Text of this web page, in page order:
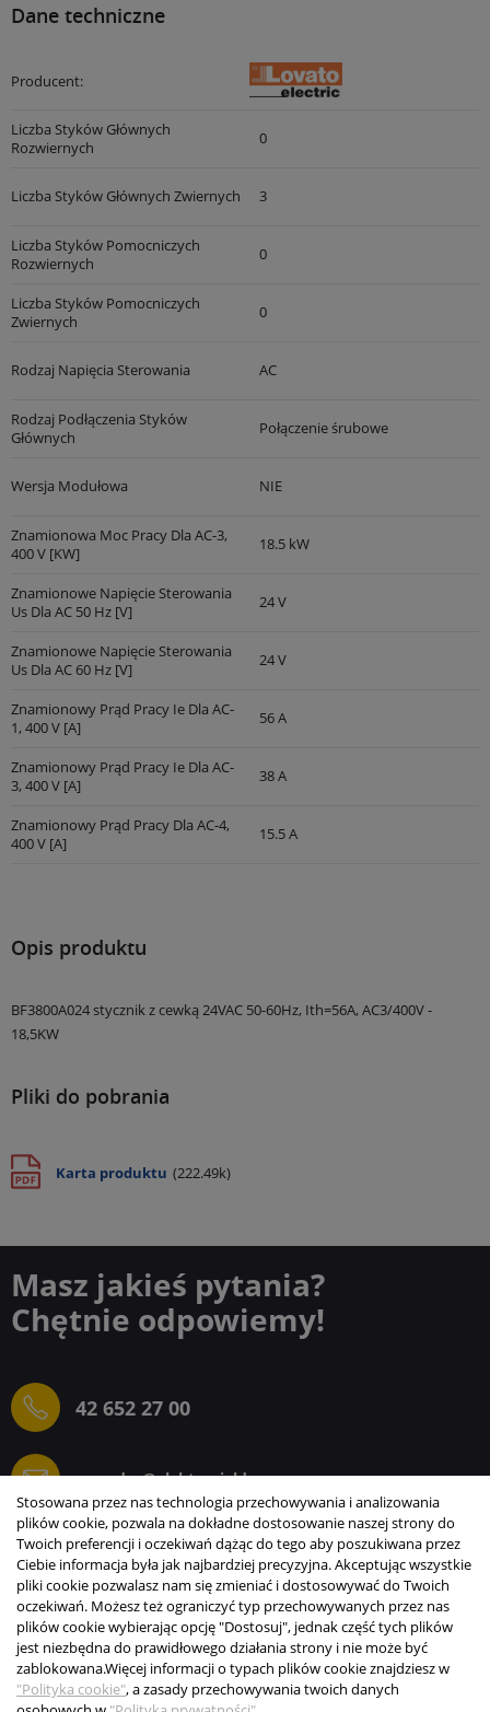
Dane techniczne
Producent:
Liczba Styków Głównych
Rozwiernych
0
Liczba Styków Głównych Zwiernych 3
Liczba Styków Pomocniczych
Rozwiernych
0
Liczba Styków Pomocniczych
Zwiernych
0
Rodzaj Napięcia Sterowania AC
Rodzaj Podłączenia Styków
Głównych
Połączenie śrubowe
Wersja Modułowa NIE
Znamionowa Moc Pracy Dla AC-3,
400 V [kW]
18.5 kW
Znamionowe Napięcie Sterowania
Us Dla AC 50 Hz [V]
24 V
Znamionowe Napięcie Sterowania
Us Dla AC 60 Hz [V]
24 V
Znamionowy Prąd Pracy Ie Dla AC-
1, 400 V [A]
56 A
Znamionowy Prąd Pracy Ie Dla AC-
3, 400 V [A]
38 A
Znamionowy Prąd Pracy Dla AC-4,
400 V [A]
15.5 A
Opis produktu
BF3800A024 stycznik z cewką 24VAC 50-60Hz, Ith=56A, AC3/400V -
18,5KW
Pliki do pobrania
Karta produktu (222.49k)
Masz jakieś pytania?
Chętnie odpowiemy!
42 652 27 00
sprzedaz@elektrogielda.com
ELEKTROGIEŁDA SZ.ŻACZKIEWICZ; M.KARLIŃSKI
SP.J.
INFORMACJE
STREFA KLIENTA
Stosowana przez nas technologia przechowywania i analizowania
plików cookie, pozwala na dokładne dostosowanie naszej strony do
Twoich preferencji i oczekiwań dążąc do tego aby poszukiwana przez
Ciebie informacja była jak najbardziej precyzyjna. Akceptując wszystkie
pliki cookie pozwalasz nam się zmieniać i dostosowywać do Twoich
oczekiwań. Możesz też ograniczyć typ przechowywanych przez nas
plików cookie wybierając opcję "Dostosuj", jednak część tych plików
jest niezbędna do prawidłowego działania strony i nie może być
zablokowana.Więcej informacji o typach plików cookie znajdziesz w
"Polityka cookie", a zasady przechowywania twoich danych